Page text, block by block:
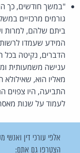
"במשך חודשים, כך
גורמים מרכזיים
ביתם שלהם, למרות
המידע שעמדו
הדברים, נקיטה בכל
ענישה משמעותית
מאליו הוא,
התביעה, היו צפוים
לעמוד על שנות
אלפי עורכי דין
הצטרפו גם אתם: